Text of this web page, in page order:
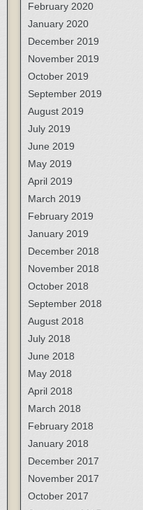
February 2020
January 2020
December 2019
November 2019
October 2019
September 2019
August 2019
July 2019
June 2019
May 2019
April 2019
March 2019
February 2019
January 2019
December 2018
November 2018
October 2018
September 2018
August 2018
July 2018
June 2018
May 2018
April 2018
March 2018
February 2018
January 2018
December 2017
November 2017
October 2017